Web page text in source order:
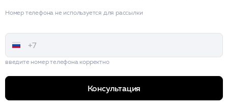
Номер телефона не используется для рассылки
введите номер телефона корректно
Консультация